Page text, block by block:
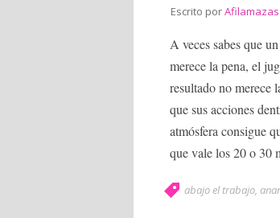
Escrito porAfilamazas
A veces sabes que
merece la pena, el
resultado no merece
que sus acciones
atmósfera consigue
que vale los 20 o 30
abajo el trabajo,